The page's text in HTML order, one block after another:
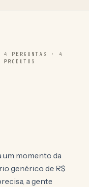
4 PERGUNTAS · 4
PRODUTOS
um momento da
genérico de R$
a gente